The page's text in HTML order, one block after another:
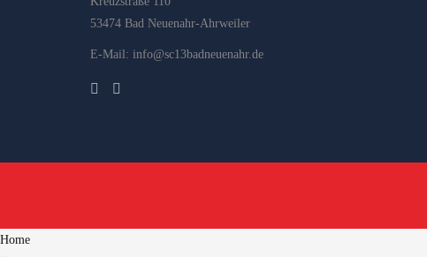
53474 Bad Neuenahr-Ahrweiler
E-Mail: info@sc13badneuenahr.de
Home